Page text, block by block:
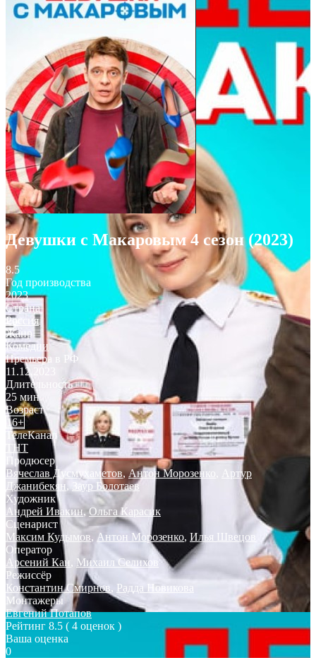
Девушки с Макаровым 4 сезон (2023)
8.5
Год производства
2023
Страна
Россия
Жанр
Комедии
Премьера в РФ
11.12.2023
Длительность
25 мин.
Возраст
16+
ТелеКанал
ТНТ
Продюсер
Вячеслав Дусмухаметов,Антон Морозенко
Артур
Джанибекян,
Заур Болотаев
Художник
Андрей Ивакин,Ольга Карасик
Сценарист
Максим Кудымов, Антон Морозенко, Илья Швецов
Оператор
Арсений Кан, Михаил Селихов
Режиссёр
Константин Смирнов, Радда Новикова
Монтажеры
Евгений Потапов
Рейтинг 8.5 ( 4 оценок )
Ваша оценка
0